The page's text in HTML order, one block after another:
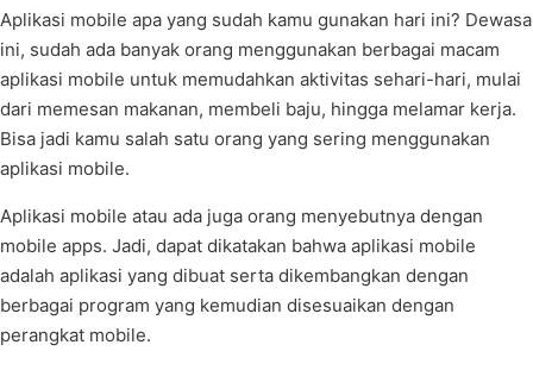
Aplikasi mobile apa yang sudah kamu gunakan hari ini? Dewasa
ini, sudah ada banyak orang menggunakan berbagai macam
aplikasi mobile untuk memudahkan aktivitas sehari-hari, mulai
dari memesan makanan, membeli baju, hingga melamar kerja.
Bisa jadi kamu salah satu orang yang sering menggunakan
aplikasi mobile.
Aplikasi mobile atau ada juga orang menyebutnya dengan
mobile apps. Jadi, dapat dikatakan bahwa aplikasi mobile
adalah aplikasi yang dibuat serta dikembangkan dengan
berbagai program yang kemudian disesuaikan dengan
perangkat mobile.